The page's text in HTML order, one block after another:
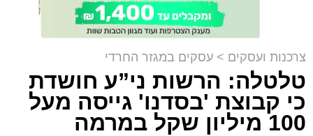
צרכנות ועסקים > עסקים במגזר החרדי
טלטלה: הרשות ני”ע חושדת
כי קבוצת 'בסדנו' גייסה מעל
100 מיליון שקל במרמה